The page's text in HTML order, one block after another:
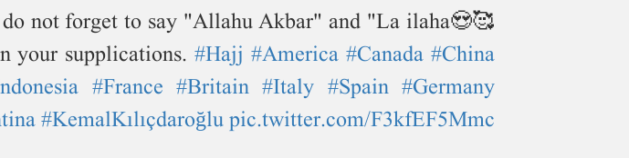
do not forget to say "Allahu Akbar" and "La ilaha
your supplications.#Hajj #America #Canada #China
#France #Britain #Italy #Spain #Germany
#KemalKılıçdaroğlupic.twitter.com/F3kfEF5Mmc